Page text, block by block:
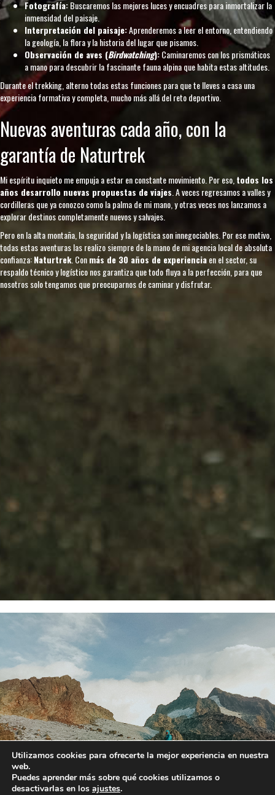
Fotografía:Buscaremos las mejores luces y encuadres para inmortalizar la
inmensidad del paisaje.
Interpretación del paisaje:Aprenderemos a leer el entorno, entendiendo
la geología, la flora y la historia del lugar que pisamos.
Observación de aves (Birdwatching):Caminaremos con los prismáticos
a mano para descubrir la fascinante fauna alpina que habita estas altitudes.
Durante el trekking, alterno todas estas funciones para que te lleves a casa una
experiencia formativa y completa, mucho más allá del reto deportivo.
Nuevas aventuras cada año, con la
garantía de Naturtrek
Mi espíritu inquieto me empuja a estar en constante movimiento. Por eso,todos los
años desarrollo nuevas propuestas de viajes. A veces regresamos a valles y
cordilleras que ya conozco como la palma de mi mano, y otras veces nos lanzamos a
explorar destinos completamente nuevos y salvajes.
Pero en la alta montaña, la seguridad y la logística son innegociables. Por ese motivo,
todas estas aventuras las realizo siempre de la mano de mi agencia local de absoluta
confianza:Naturtrek. Conmás de 30 años de experienciaen el sector, su
respaldo técnico y logístico nos garantiza que todo fluya a la perfección, para que
nosotros solo tengamos que preocuparnos de caminar y disfrutar.
Utilizamos cookies para ofrecerte la mejor experiencia en nuestra
web.
Puedes aprender más sobre qué cookies utilizamos o
desactivarlas en los ajustes.